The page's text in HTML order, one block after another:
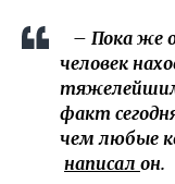
– Пока же
человек
факт
чем любые
написал он.